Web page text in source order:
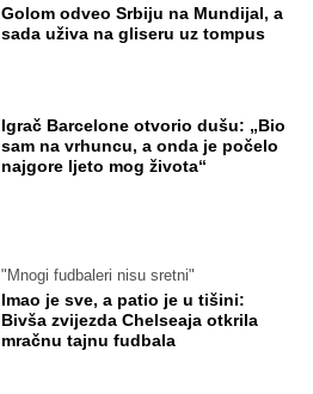
Golom odveo Srbiju na Mundijal, a
sada uživa na gliseru uz tompus
Igrač Barcelone otvorio dušu: „Bio
sam na vrhuncu, a onda je počelo
najgore ljeto mog života“
"Mnogi fudbaleri nisu sretni"
Imao je sve, a patio je u tišini:
Bivša zvijezda Chelseaja otkrila
mračnu tajnu fudbala